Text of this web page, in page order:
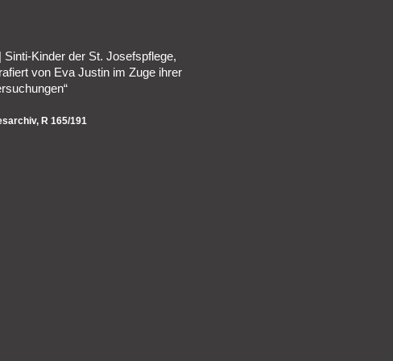
Sinti-Kinder der St. Josefspflege,
von Eva Justin im Zuge ihrer
R 165/191